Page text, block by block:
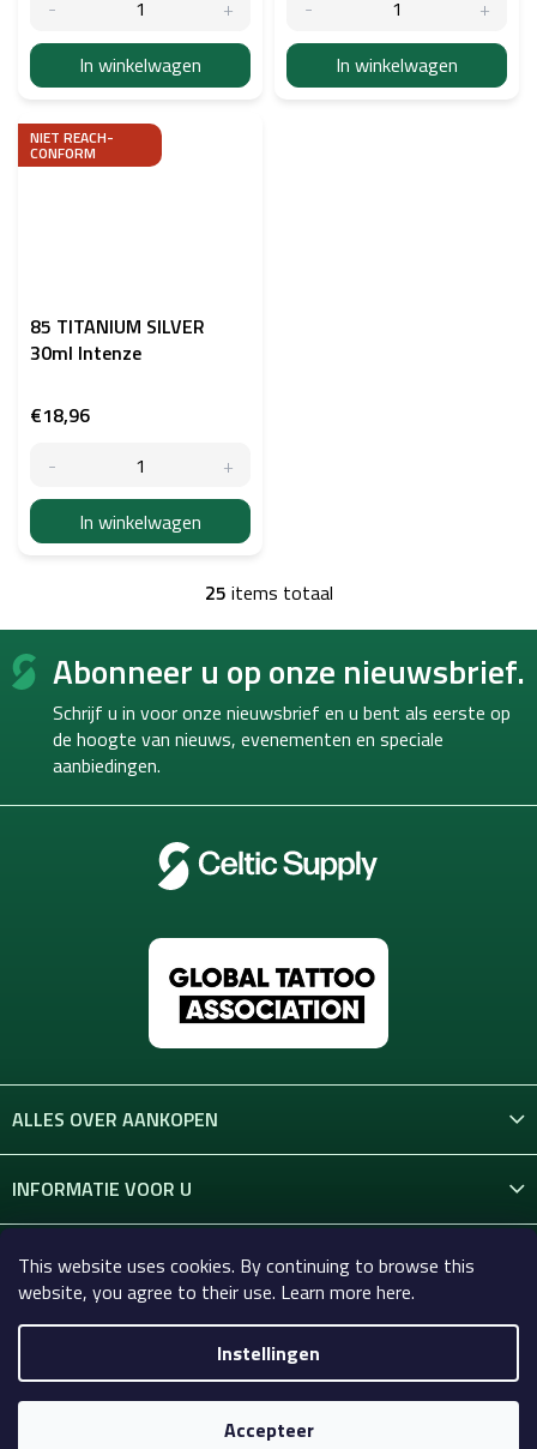
This website uses cookies. By continuing to browse this
website, you agree to their use. Learn more here.
Instellingen
Accepteer
In winkelwagen In winkelwagen
NIET REACH-
CONFORM
85 TITANIUM SILVER
30ml Intenze
€18,96
In winkelwagen
L
i
s
t
b
e
e
i
n
n
25 items totaal
F
Abonneer u op onze nieuwsbrief.
Schrijf u in voor onze nieuwsbrief en u bent als eerste op
de hoogte van nieuws, evenementen en speciale
aanbiedingen.
ALLES OVER AANKOPEN
INFORMATIE VOOR U
CONTACT
Copyright 2026Celtic-Supply.nl | Alles voor tatoeages en
permanente make-up. Alle rechten voorbehouden.